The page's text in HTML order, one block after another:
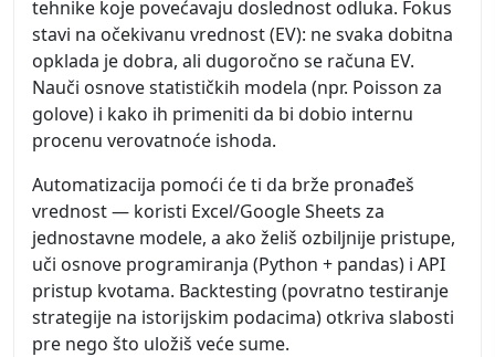
tehnike koje povećavaju doslednost odluka. Fokus
stavi na očekivanu vrednost (EV): ne svaka dobitna
opklada je dobra, ali dugoročno se računa EV.
Nauči osnove statističkih modela (npr. Poisson za
golove) i kako ih primeniti da bi dobio internu
procenu verovatnoće ishoda.
Automatizacija pomoći će ti da brže pronađeš
vrednost — koristi Excel/Google Sheets za
jednostavne modele, a ako želiš ozbiljnije pristupe,
uči osnove programiranja (Python + pandas) i API
pristup kvotama. Backtesting (povratno testiranje
strategije na istorijskim podacima) otkriva slabosti
pre nego što uložiš veće sume.